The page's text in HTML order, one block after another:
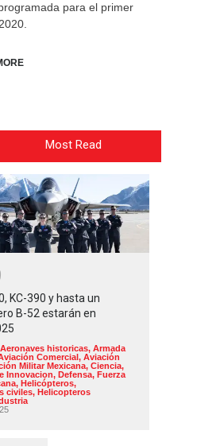
para el primer
Most Read
KC-390 y hasta un
B-52 estarán en
Aeronaves historicas, Armada
Comercial, Aviación
Militar Mexicana, Ciencia,
Innovacion, Defensa, Fuerza
, Helicópteros,
civiles, Helicopteros